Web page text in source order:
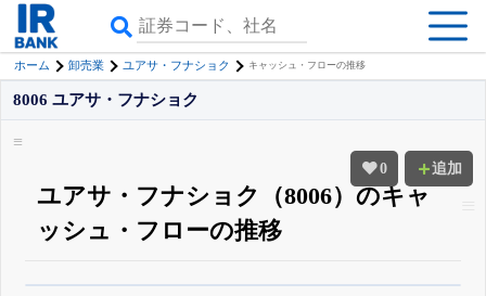
ホーム 卸売業 ユアサ・フナショク キャッシュ・フローの推移
0 追加
8006 ユアサ・フナショク
ユアサ・フナショク（8006）のキャ
ッシュ・フローの推移